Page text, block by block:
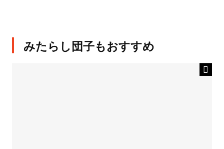
みたらし団子もおすすめ